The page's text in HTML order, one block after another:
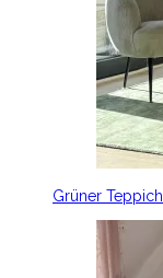
Grüner